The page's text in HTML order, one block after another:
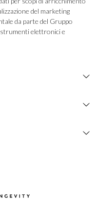
da parte del Gruppo
elettronici e